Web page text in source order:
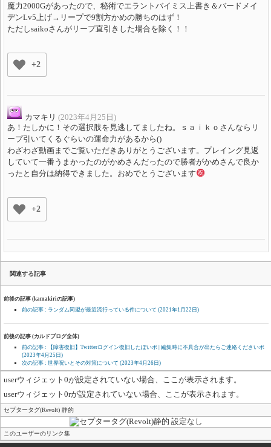
魔力2000Gがあったので、秘術でエラントバイミス上書き＆バードメイ
デンLv5上げ→リープで9割方かめの勝ちのはず！
ただしsaikoさんがリープ直引きした場合を除く！！
+2
カマキリ (2023年4月25日)
あ！たしかに！その選択肢を見逃してましたね。ｓａｉｋｏさんならリ
ープ引いてくるぐらいの運命力があるから()
わざわざ動画までご覧いただきありがとうございます。プレイング見返
していて一番うまかったのがかめさんだったので勝者がかめさんで良か
ったと自分は納得できました。おめでとうございます
+2
関連する記事
前後の記事 (kamakiriの記事)
前の記事 : ランダム同盟が最近流行っている件について (2021年1月22日)
前後の記事 (カルドブログ全体)
前の記事 : 【障害復旧】Twitterログイン復旧したぽいポ | 編集時に不具合が出たらご連絡くださいポ
(2023年4月25日)
次の記事 : 世界呪いとその対策について (2023年4月26日)
userウィジェット0が設定されていない場合、ここが表示されます。
userウィジェット0rが設定されていない場合、ここが表示されます。
セプタータグ(Revolt) 静的
このユーザーのリンク集